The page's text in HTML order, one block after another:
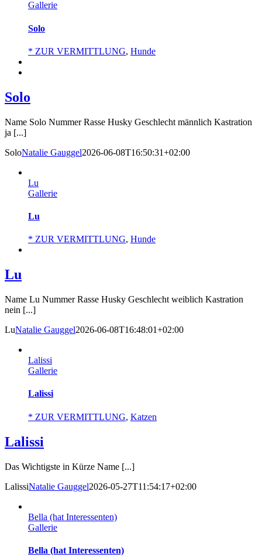
Gallerie
Solo
* ZUR VERMITTLUNG, Hunde
Solo
Name Solo Nummer Rasse Husky Geschlecht männlich Kastration
ja [...]
SoloNatalie Gauggel2026-06-08T16:50:31+02:00
Lu
Gallerie
Lu
* ZUR VERMITTLUNG, Hunde
Lu
Name Lu Nummer Rasse Husky Geschlecht weiblich Kastration
nein [...]
LuNatalie Gauggel2026-06-08T16:48:01+02:00
Lalissi
Gallerie
Lalissi
* ZUR VERMITTLUNG, Katzen
Lalissi
Das Wichtigste in Kürze Name [...]
LalissiNatalie Gauggel2026-05-27T11:54:17+02:00
Bella (hat Interessenten)
Gallerie
Bella (hat Interessenten)